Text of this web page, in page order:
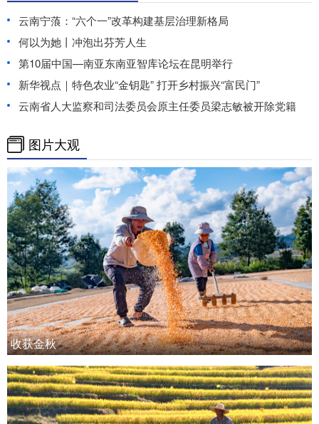
云南宁蒗：“六个一”改革构建基层治理新格局
何以为她丨冲泡出芬芳人生
第10届中国—南亚东南亚智库论坛在昆明举行
新华视点｜特色农业“金钥匙” 打开乡村振兴“富民门”
云南省人大监察和司法委员会原主任委员梁志敏被开除党籍
图片大观
收获金秋